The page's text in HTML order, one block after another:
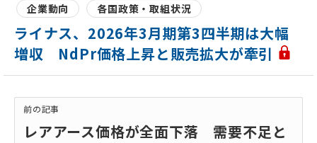
企業動向
各国政策・取組状況
ライナス、2026年3月期第3四半期は大幅
増収 NdPr価格上昇と販売拡大が牽引
前の記事
レアアース価格が全面下落 需要不足と